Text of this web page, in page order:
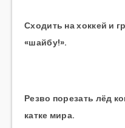
Сходить на хоккей и
«шайбу!».
Резво порезать лёд
катке мира.